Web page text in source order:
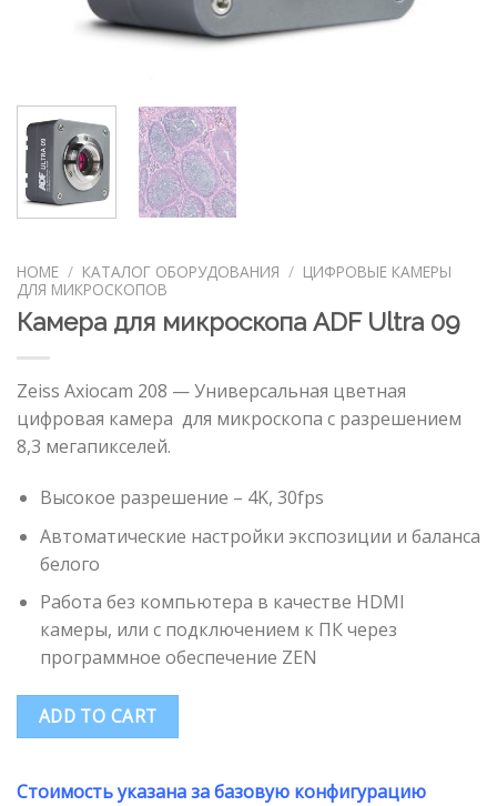
HOME / КАТАЛОГ ОБОРУДОВАНИЯ / ЦИФРОВЫЕ КАМЕРЫ
ДЛЯ МИКРОСКОПОВ
Камера для микроскопа ADF Ultra 09
Zeiss Axiocam 208 — Универсальная цветная
цифровая камера для микроскопа с разрешением
8,3 мегапикселей.
Высокое разрешение – 4K, 30fps
Автоматические настройки экспозиции и баланса
белого
Работа без компьютера в качестве HDMI
камеры, или с подключением к ПК через
программное обеспечение ZEN
ADD TO CART
Стоимость указана за базовую конфигурацию